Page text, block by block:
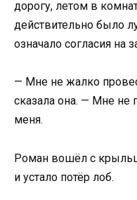
дорогу, летом в
действительно было
означало согласия на
— Мне не жалко
сказала она. — Мне не
меня.
Роман вошёл с
и устало потёр лоб.